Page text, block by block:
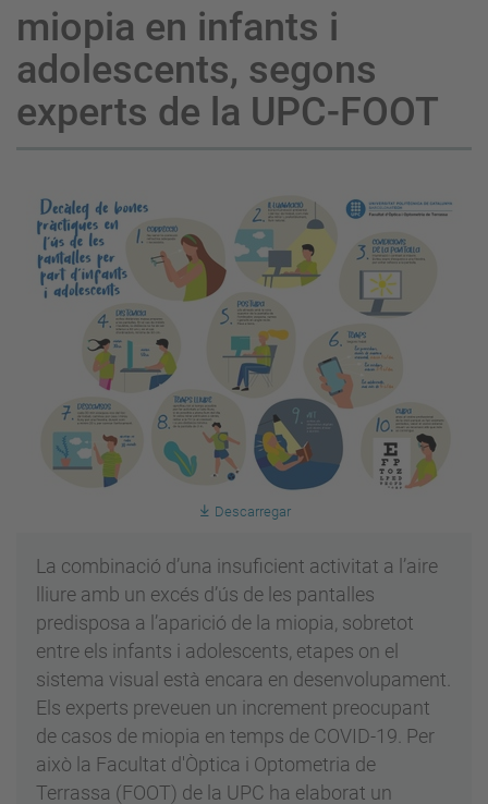
miopia en infants i
adolescents, segons
experts de la UPC-FOOT
Descarregar
La combinació d’una insuficient activitat a l’aire
lliure amb un excés d’ús de les pantalles
predisposa a l’aparició de la miopia, sobretot
entre els infants i adolescents, etapes on el
sistema visual està encara en desenvolupament.
Els experts preveuen un increment preocupant
de casos de miopia en temps de COVID-19. Per
això la Facultat d'Òptica i Optometria de
Terrassa (FOOT) de la UPC ha elaborat un